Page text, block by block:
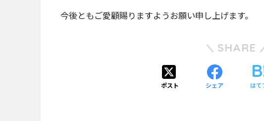
今後ともご愛顧賜りますようお願い申し上げます。
SHARE
ポスト シェア はて